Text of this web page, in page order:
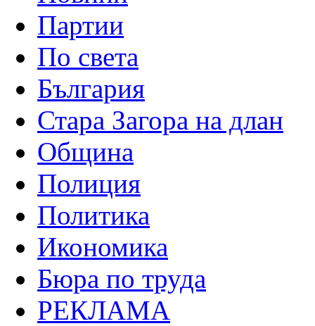
Партии
По света
България
Стара Загора на длан
Община
Полиция
Политика
Икономика
Бюра по труда
РЕКЛАМА